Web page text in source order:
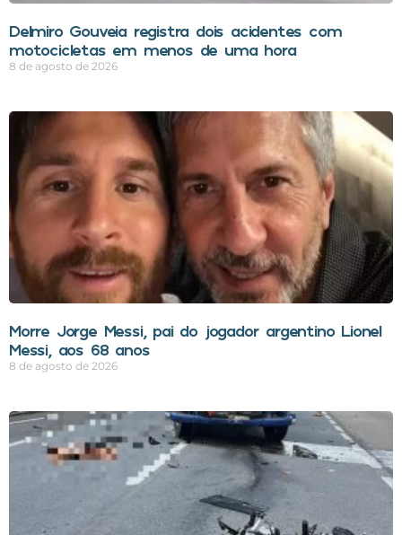
Delmiro Gouveia registra dois acidentes com
motocicletas em menos de uma hora
8 de agosto de 2026
Morre Jorge Messi, pai do jogador argentino Lionel
Messi, aos 68 anos
8 de agosto de 2026